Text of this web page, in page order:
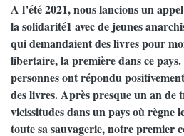
A l’été 2021, nous lancions un
la solidarité1 avec de jeunes
qui demandaient des livres pour
libertaire, la première dans ce
personnes ont répondu
des livres. Après presque un an de
vicissitudes dans un pays où règne
toute sa sauvagerie, notre premier